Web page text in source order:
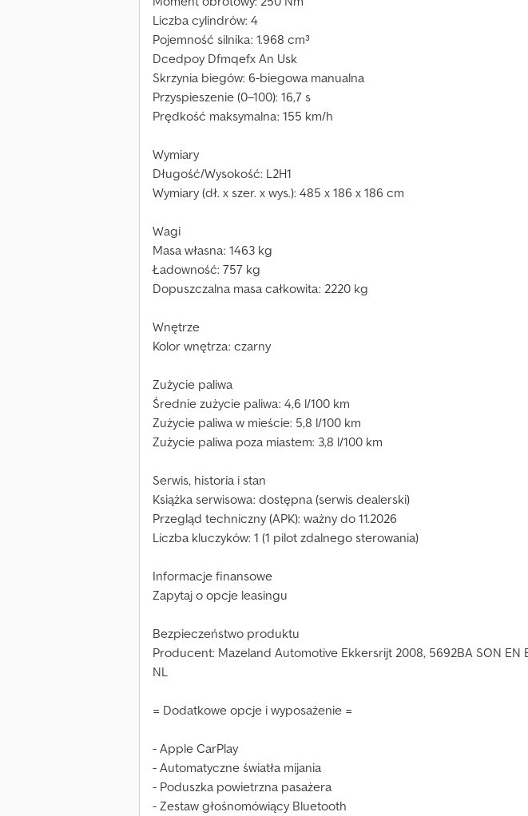
Liczba cylindrów: 4
Pojemność silnika: 1.968 cm³
Dcedpoy Dfmqefx An Usk
Skrzynia biegów: 6-biegowa manualna
Przyspieszenie (0–100): 16,7 s
Prędkość maksymalna: 155 km/h
Wymiary
Długość/Wysokość: L2H1
Wymiary (dł. x szer. x wys.): 485 x 186 x 186 cm
Wagi
Masa własna: 1463 kg
Ładowność: 757 kg
Dopuszczalna masa całkowita: 2220 kg
Wnętrze
Kolor wnętrza: czarny
Zużycie paliwa
Średnie zużycie paliwa: 4,6 l/100 km
Zużycie paliwa w mieście: 5,8 l/100 km
Zużycie paliwa poza miastem: 3,8 l/100 km
Serwis, historia i stan
Książka serwisowa: dostępna (serwis dealerski)
Przegląd techniczny (APK): ważny do 11.2026
Liczba kluczyków: 1 (1 pilot zdalnego sterowania)
Informacje finansowe
Zapytaj o opcje leasingu
Bezpieczeństwo produktu
Producent: Mazeland Automotive Ekkersrijt 2008, 5692BA SON EN
NL
= Dodatkowe opcje i wyposażenie =
- Apple CarPlay
- Automatyczne światła mijania
- Poduszka powietrzna pasażera
- Zestaw głośnomówiący Bluetooth